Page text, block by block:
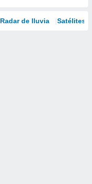
Radar de lluvia Satélites